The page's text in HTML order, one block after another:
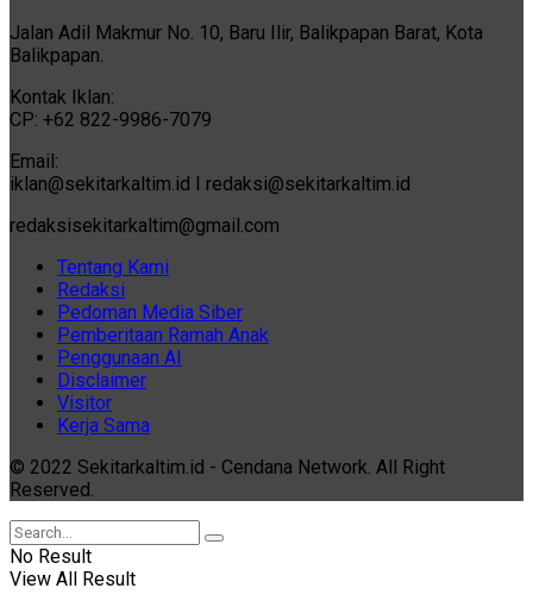
Jalan Adil Makmur No. 10, Baru Ilir, Balikpapan Barat, Kota
Balikpapan.
Kontak Iklan:
CP: +62 822-9986-7079
Email:
iklan@sekitarkaltim.id I redaksi@sekitarkaltim.id
redaksisekitarkaltim@gmail.com
Tentang Kami
Redaksi
Pedoman Media Siber
Pemberitaan Ramah Anak
Penggunaan AI
Disclaimer
Visitor
Kerja Sama
© 2022 Sekitarkaltim.id - Cendana Network. All Right
Reserved.
No Result
View All Result